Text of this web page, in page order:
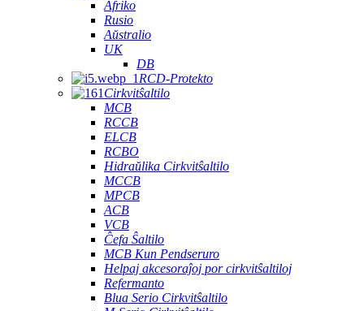
Afriko
Rusio
Aŭstralio
UK
DB
RCD-Protekto
Cirkvitŝaltilo
MCB
RCCB
ELCB
RCBO
Hidraŭlika Cirkvitŝaltilo
MCCB
MPCB
ACB
VCB
Ĉefa Ŝaltilo
MCB Kun Pendseruro
Helpaj akcesoraĵoj por cirkvitŝaltiloj
Refermanto
Blua Serio Cirkvitŝaltilo